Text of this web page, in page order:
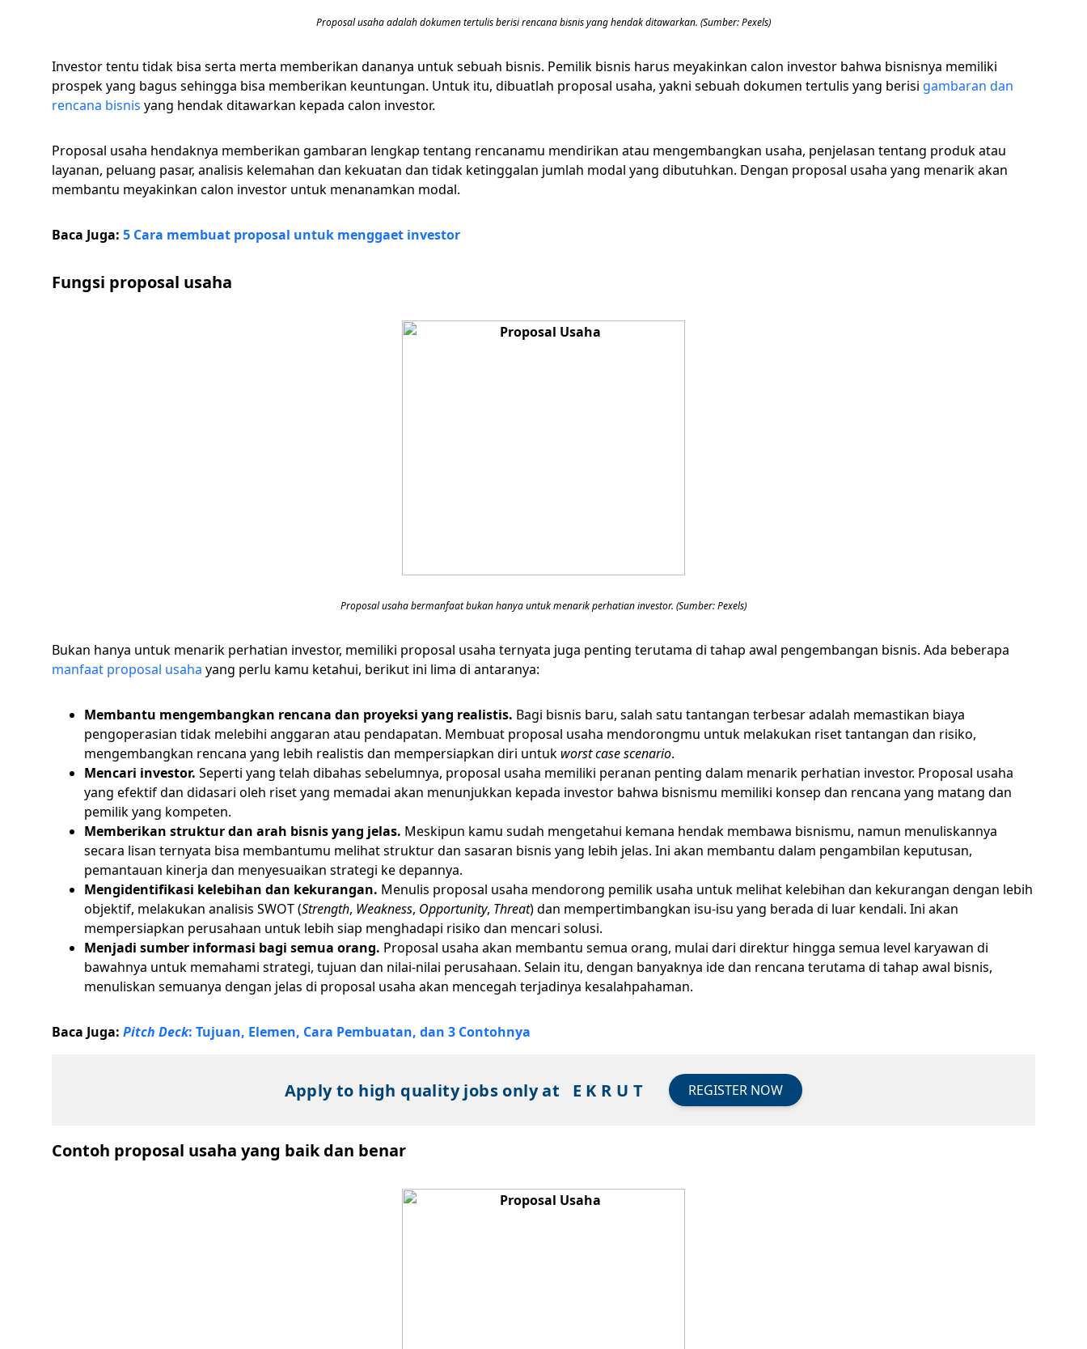
Proposal usaha adalah dokumen tertulis berisi rencana bisnis yang hendak ditawarkan. (Sumber: Pexels)
Investor tentu tidak bisa serta merta memberikan dananya untuk sebuah bisnis. Pemilik bisnis harus meyakinkan calon investor bahwa bisnisnya memiliki
prospek yang bagus sehingga bisa memberikan keuntungan. Untuk itu, dibuatlah proposal usaha, yakni sebuah dokumen tertulis yang berisi gambaran dan
rencana bisnis yang hendak ditawarkan kepada calon investor.
Proposal usaha hendaknya memberikan gambaran lengkap tentang rencanamu mendirikan atau mengembangkan usaha, penjelasan tentang produk atau
layanan, peluang pasar, analisis kelemahan dan kekuatan dan tidak ketinggalan jumlah modal yang dibutuhkan. Dengan proposal usaha yang menarik akan
membantu meyakinkan calon investor untuk menanamkan modal.
Baca Juga: 5 Cara membuat proposal untuk menggaet investor
Fungsi proposal usaha
Proposal usaha bermanfaat bukan hanya untuk menarik perhatian investor. (Sumber: Pexels)
Bukan hanya untuk menarik perhatian investor, memiliki proposal usaha ternyata juga penting terutama di tahap awal pengembangan bisnis. Ada beberapa
manfaat proposal usaha yang perlu kamu ketahui, berikut ini lima di antaranya:
Membantu mengembangkan rencana dan proyeksi yang realistis. Bagi bisnis baru, salah satu tantangan terbesar adalah memastikan biaya
pengoperasian tidak melebihi anggaran atau pendapatan. Membuat proposal usaha mendorongmu untuk melakukan riset tantangan dan risiko,
mengembangkan rencana yang lebih realistis dan mempersiapkan diri untuk worst case scenario.
Mencari investor. Seperti yang telah dibahas sebelumnya, proposal usaha memiliki peranan penting dalam menarik perhatian investor. Proposal usaha
yang efektif dan didasari oleh riset yang memadai akan menunjukkan kepada investor bahwa bisnismu memiliki konsep dan rencana yang matang dan
pemilik yang kompeten.
Memberikan struktur dan arah bisnis yang jelas. Meskipun kamu sudah mengetahui kemana hendak membawa bisnismu, namun menuliskannya
secara lisan ternyata bisa membantumu melihat struktur dan sasaran bisnis yang lebih jelas. Ini akan membantu dalam pengambilan keputusan,
pemantauan kinerja dan menyesuaikan strategi ke depannya.
Mengidentifikasi kelebihan dan kekurangan. Menulis proposal usaha mendorong pemilik usaha untuk melihat kelebihan dan kekurangan dengan lebih
objektif, melakukan analisis SWOT (Strength, Weakness, Opportunity, Threat) dan mempertimbangkan isu-isu yang berada di luar kendali. Ini akan
mempersiapkan perusahaan untuk lebih siap menghadapi risiko dan mencari solusi.
Menjadi sumber informasi bagi semua orang. Proposal usaha akan membantu semua orang, mulai dari direktur hingga semua level karyawan di
bawahnya untuk memahami strategi, tujuan dan nilai-nilai perusahaan. Selain itu, dengan banyaknya ide dan rencana terutama di tahap awal bisnis,
menuliskan semuanya dengan jelas di proposal usaha akan mencegah terjadinya kesalahpahaman.
Baca Juga: Pitch Deck: Tujuan, Elemen, Cara Pembuatan, dan 3 Contohnya
Apply to high quality jobs only at E K R U T REGISTER NOW
Contoh proposal usaha yang baik dan benar